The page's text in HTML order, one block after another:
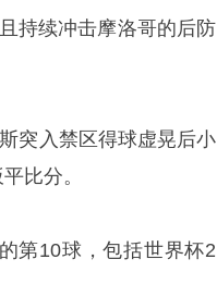
持续冲击摩洛哥的后防
突入禁区得球虚晃后小
比分。
第10球，包括世界杯2